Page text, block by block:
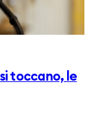
toccano, le